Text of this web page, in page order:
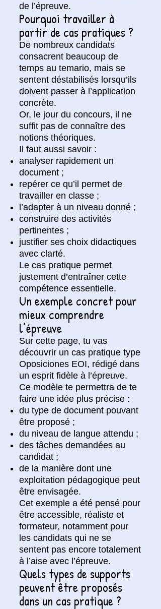
de l’épreuve.
Pourquoi travailler à
partir de cas pratiques ?
De nombreux candidats
consacrent beaucoup de
temps au temario, mais se
sentent déstabilisés lorsqu’ils
doivent passer à l’application
concrète.
Or, le jour du concours, il ne
suffit pas de connaître des
notions théoriques.
Il faut aussi savoir :
analyser rapidement un
document ;
repérer ce qu’il permet de
travailler en classe ;
l’adapter à un niveau donné ;
construire des activités
pertinentes ;
justifier ses choix didactiques
avec clarté.
Le cas pratique permet
justement d’entraîner cette
compétence essentielle.
Un exemple concret pour
mieux comprendre
l’épreuve
Sur cette page, tu vas
découvrir un cas pratique type
Oposiciones EOI, rédigé dans
un esprit fidèle à l’épreuve.
Ce modèle te permettra de te
faire une idée plus précise :
du type de document pouvant
être proposé ;
du niveau de langue attendu ;
des tâches demandées au
candidat ;
de la manière dont une
exploitation pédagogique peut
être envisagée.
Cet exemple a été pensé pour
être accessible, réaliste et
formateur, notamment pour
les candidats qui ne se
sentent pas encore totalement
à l’aise avec l’épreuve.
Quels types de supports
peuvent être proposés
dans un cas pratique ?